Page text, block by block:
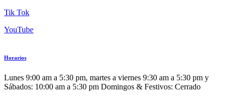
Tik Tok
YouTube
Horarios
Lunes 9:00 am a 5:30 pm, martes a viernes 9:30 am a 5:30 pm y
Sábados: 10:00 am a 5:30 pm Domingos & Festivos: Cerrado